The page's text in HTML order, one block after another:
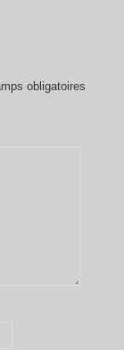
obligatoires